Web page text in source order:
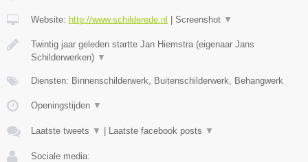
Website: http://www.schilderede.nl Screenshot ▼
Twintig jaar geleden startte Jan Hiemstra (eigenaar Jans
Schilderwerken) ▼
Diensten: Binnenschilderwerk, Buitenschilderwerk, Behangwerk
Openingstijden ▼
Laatste tweets ▼ Laatste facebook posts ▼
Sociale media: